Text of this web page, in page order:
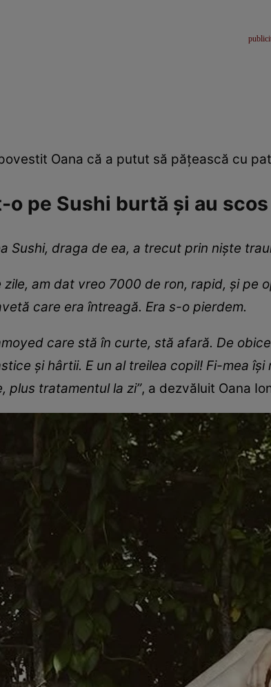
Oana că a putut să pățească cu
o pe Sushi burtă și au
Sushi, draga de ea, a trecut prin niște
zile, am dat vreo 7000 de ron, rapid, și
care era întreagă. Era s-o pierdem.
care stă în curte, stă afară. De
și hârtii. E un al treilea copil! Fi-mea
plus tratamentul la zi”, a dezvăluit Oana